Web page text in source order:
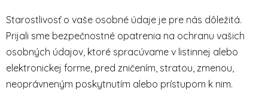
Starostlivosť o vaše osobné údaje je pre nás dôležitá.
Prijali sme bezpečnostné opatrenia na ochranu vašich
osobných údajov, ktoré spracúvame v listinnej alebo
elektronickej forme, pred zničením, stratou, zmenou,
neoprávneným poskytnutím alebo prístupom k nim.